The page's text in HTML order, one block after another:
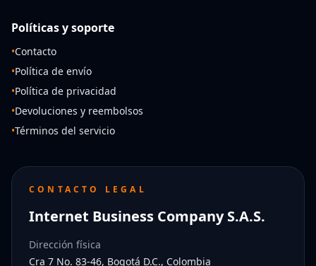
Políticas y soporte
•Contacto
•Política de envío
•Política de privacidad
•Devoluciones y reembolsos
•Términos del servicio
CONTACTO LEGAL
Internet Business Company S.A.S.
Dirección física
Cra 7 No. 83-46, Bogotá D.C., Colombia